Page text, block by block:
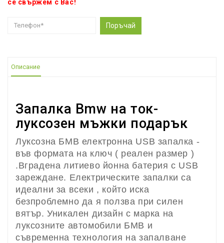
се свържем с Вас!
Поръчай
Описание
Запалка Bmw на ток-
луксозен мъжки подарък
Луксозна БМВ електронна USB запалка -
във формата на ключ ( реален размер )
.Вградена литиево йонна батерия с USB
зареждане. Електрическите запалки са
идеални за всеки , който иска
безпроблемно да я ползва при силен
вятър. Уникален дизайн с марка на
луксозните автомобили БМВ и
съвременна технология на запалване